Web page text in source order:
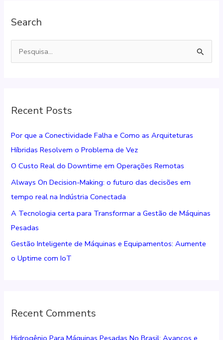
Search
u
s
a
r
p
o
r
:
Recent Posts
Por que a Conectividade Falha e Como as Arquiteturas
Híbridas Resolvem o Problema de Vez
O Custo Real do Downtime em Operações Remotas
Always On Decision-Making: o futuro das decisões em
tempo real na Indústria Conectada
A Tecnologia certa para Transformar a Gestão de Máquinas
Pesadas
Gestão Inteligente de Máquinas e Equipamentos: Aumente
o Uptime com IoT
Recent Comments
Hidrogênio Para Máquinas Pesadas No Brasil: Avanços e